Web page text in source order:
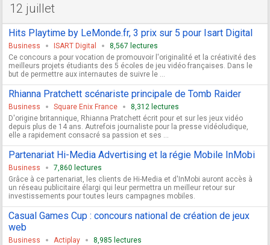
12 juillet
Hits Playtime by LeMonde.fr, 3 prix sur 5 pour Isart Digital
Business ISART Digital
8,567 lectures
Ce concours a pour vocation de promouvoir l'originalité et la créativité des
meilleurs projets étudiants des 5 écoles de jeu vidéo françaises. Dans le
but de permettre aux internautes de suivre le ...
Rhianna Pratchett scénariste principale de Tomb Raider
Business Square Enix France
8,312 lectures
D'origine britannique, Rhianna Pratchett écrit pour et sur les jeux vidéo
depuis plus de 14 ans. Autrefois journaliste pour la presse vidéoludique,
elle a rapidement consacré sa passion et ses ...
Partenariat Hi-Media Advertising et la régie Mobile InMobi
Business
7,860 lectures
Grâce à ce partenariat, les clients de Hi-Media et d'InMobi auront accès à
un réseau publicitaire élargi qui leur permettra un meilleur retour sur
investissements pour toutes leurs campagnes mobiles.
Casual Games Cup : concours national de création de jeux
web
Business Actiplay
8,985 lectures